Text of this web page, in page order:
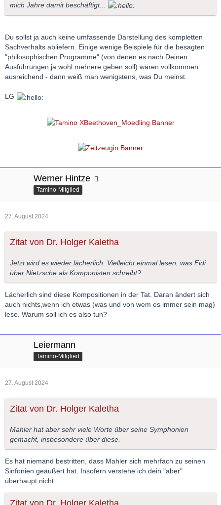
mich Jahre damit beschäftigt...
Du sollst ja auch keine umfassende Darstellung des kompletten
Sachverhalts abliefern. Einige wenige Beispiele für die besagten
"philosophischen Programme" (von denen es nach Deinen
Ausführungen ja wohl mehrere geben soll) wären vollkommen
ausreichend - dann weiß man wenigstens, was Du meinst.
LG
Werner Hintze
Tamino-Mitglied
27. August 2024
Zitat von Dr. Holger Kaletha
Jetzt wird es wieder lächerlich. Vielleicht einmal lesen, was Fidi
über Nietzsche als Komponisten schreibt?
Lächerlich sind diese Kompositionen in der Tat. Daran ändert sich
auch nichts,wenn ich etwas (was und von wem es immer sein mag)
lese. Warum soll ich es also tun?
Leiermann
Tamino-Mitglied
27. August 2024
Zitat von Dr. Holger Kaletha
Mahler hat aber sehr viele Worte über seine Symphonien
gemacht, insbesondere über diese.
Es hat niemand bestritten, dass Mahler sich mehrfach zu seinen
Sinfonien geäußert hat. Insofern verstehe ich dein "aber"
überhaupt nicht.